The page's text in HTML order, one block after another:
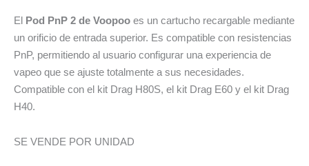
El Pod PnP 2 de Voopoo es un cartucho recargable mediante
un orificio de entrada superior. Es compatible con resistencias
PnP, permitiendo al usuario configurar una experiencia de
vapeo que se ajuste totalmente a sus necesidades.
Compatible con el kit Drag H80S, el kit Drag E60 y el kit Drag
H40.
SE VENDE POR UNIDAD